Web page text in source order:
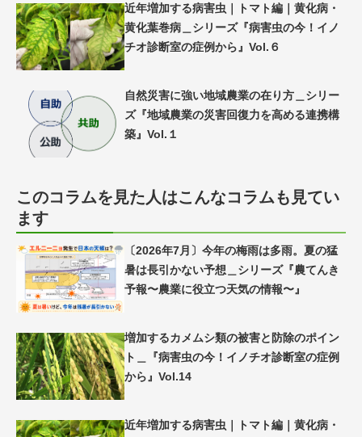
近年増加する病害虫｜トマト編｜黄化病・
黄化葉巻病＿シリーズ『病害虫の今！イノ
チオ診断室の症例から』Vol.６
自然災害に強い地域農業の在り方＿シリー
ズ『地域農業の災害回復力を高める連携構
築』Vol.１
このコラムを見た人はこんなコラムも見てい
ます
〔2026年7月〕今年の梅雨は多雨。夏の猛
暑は長引かない予想＿シリーズ『農てんき
予報〜農業に役立つ天気の情報〜』
増加するカメムシ類の被害と防除のポイン
ト＿『病害虫の今！イノチオ診断室の症例
から』Vol.14
近年増加する病害虫｜トマト編｜黄化病・